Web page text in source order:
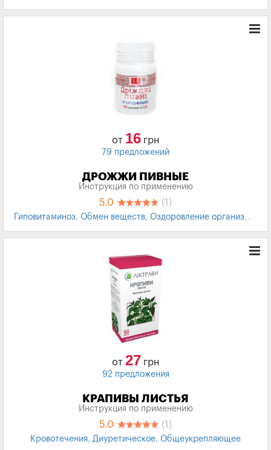
от 16 грн
79 предложений
ДРОЖЖИ ПИВНЫЕ
Инструкция по применению
5.0 (1)
Гиповитаминоз, Обмен веществ, Оздоровление организма
от 27 грн
92 предложения
КРАПИВЫ ЛИСТЬЯ
Инструкция по применению
5.0 (1)
Кровотечения, Диуретическое, Общеукрепляющее